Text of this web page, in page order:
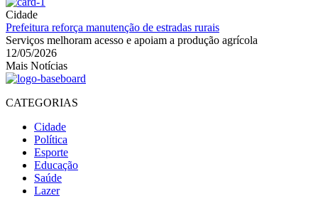
Cidade
Prefeitura reforça manutenção de estradas rurais
Serviços melhoram acesso e apoiam a produção agrícola
12/05/2026
Mais Notícias
CATEGORIAS
Cidade
Política
Esporte
Educação
Saúde
Lazer